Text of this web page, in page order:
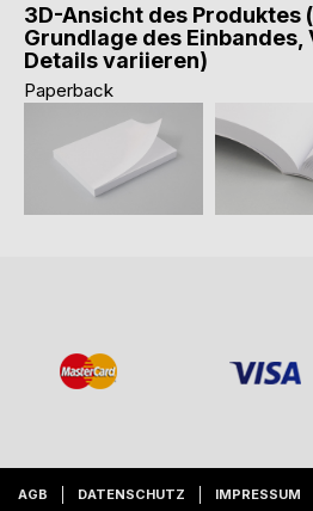
3D-Ansicht des Produktes
Grundlage des Einbandes,
Details variieren)
Paperback
AGB DATENSCHUTZ IMPRESSUM